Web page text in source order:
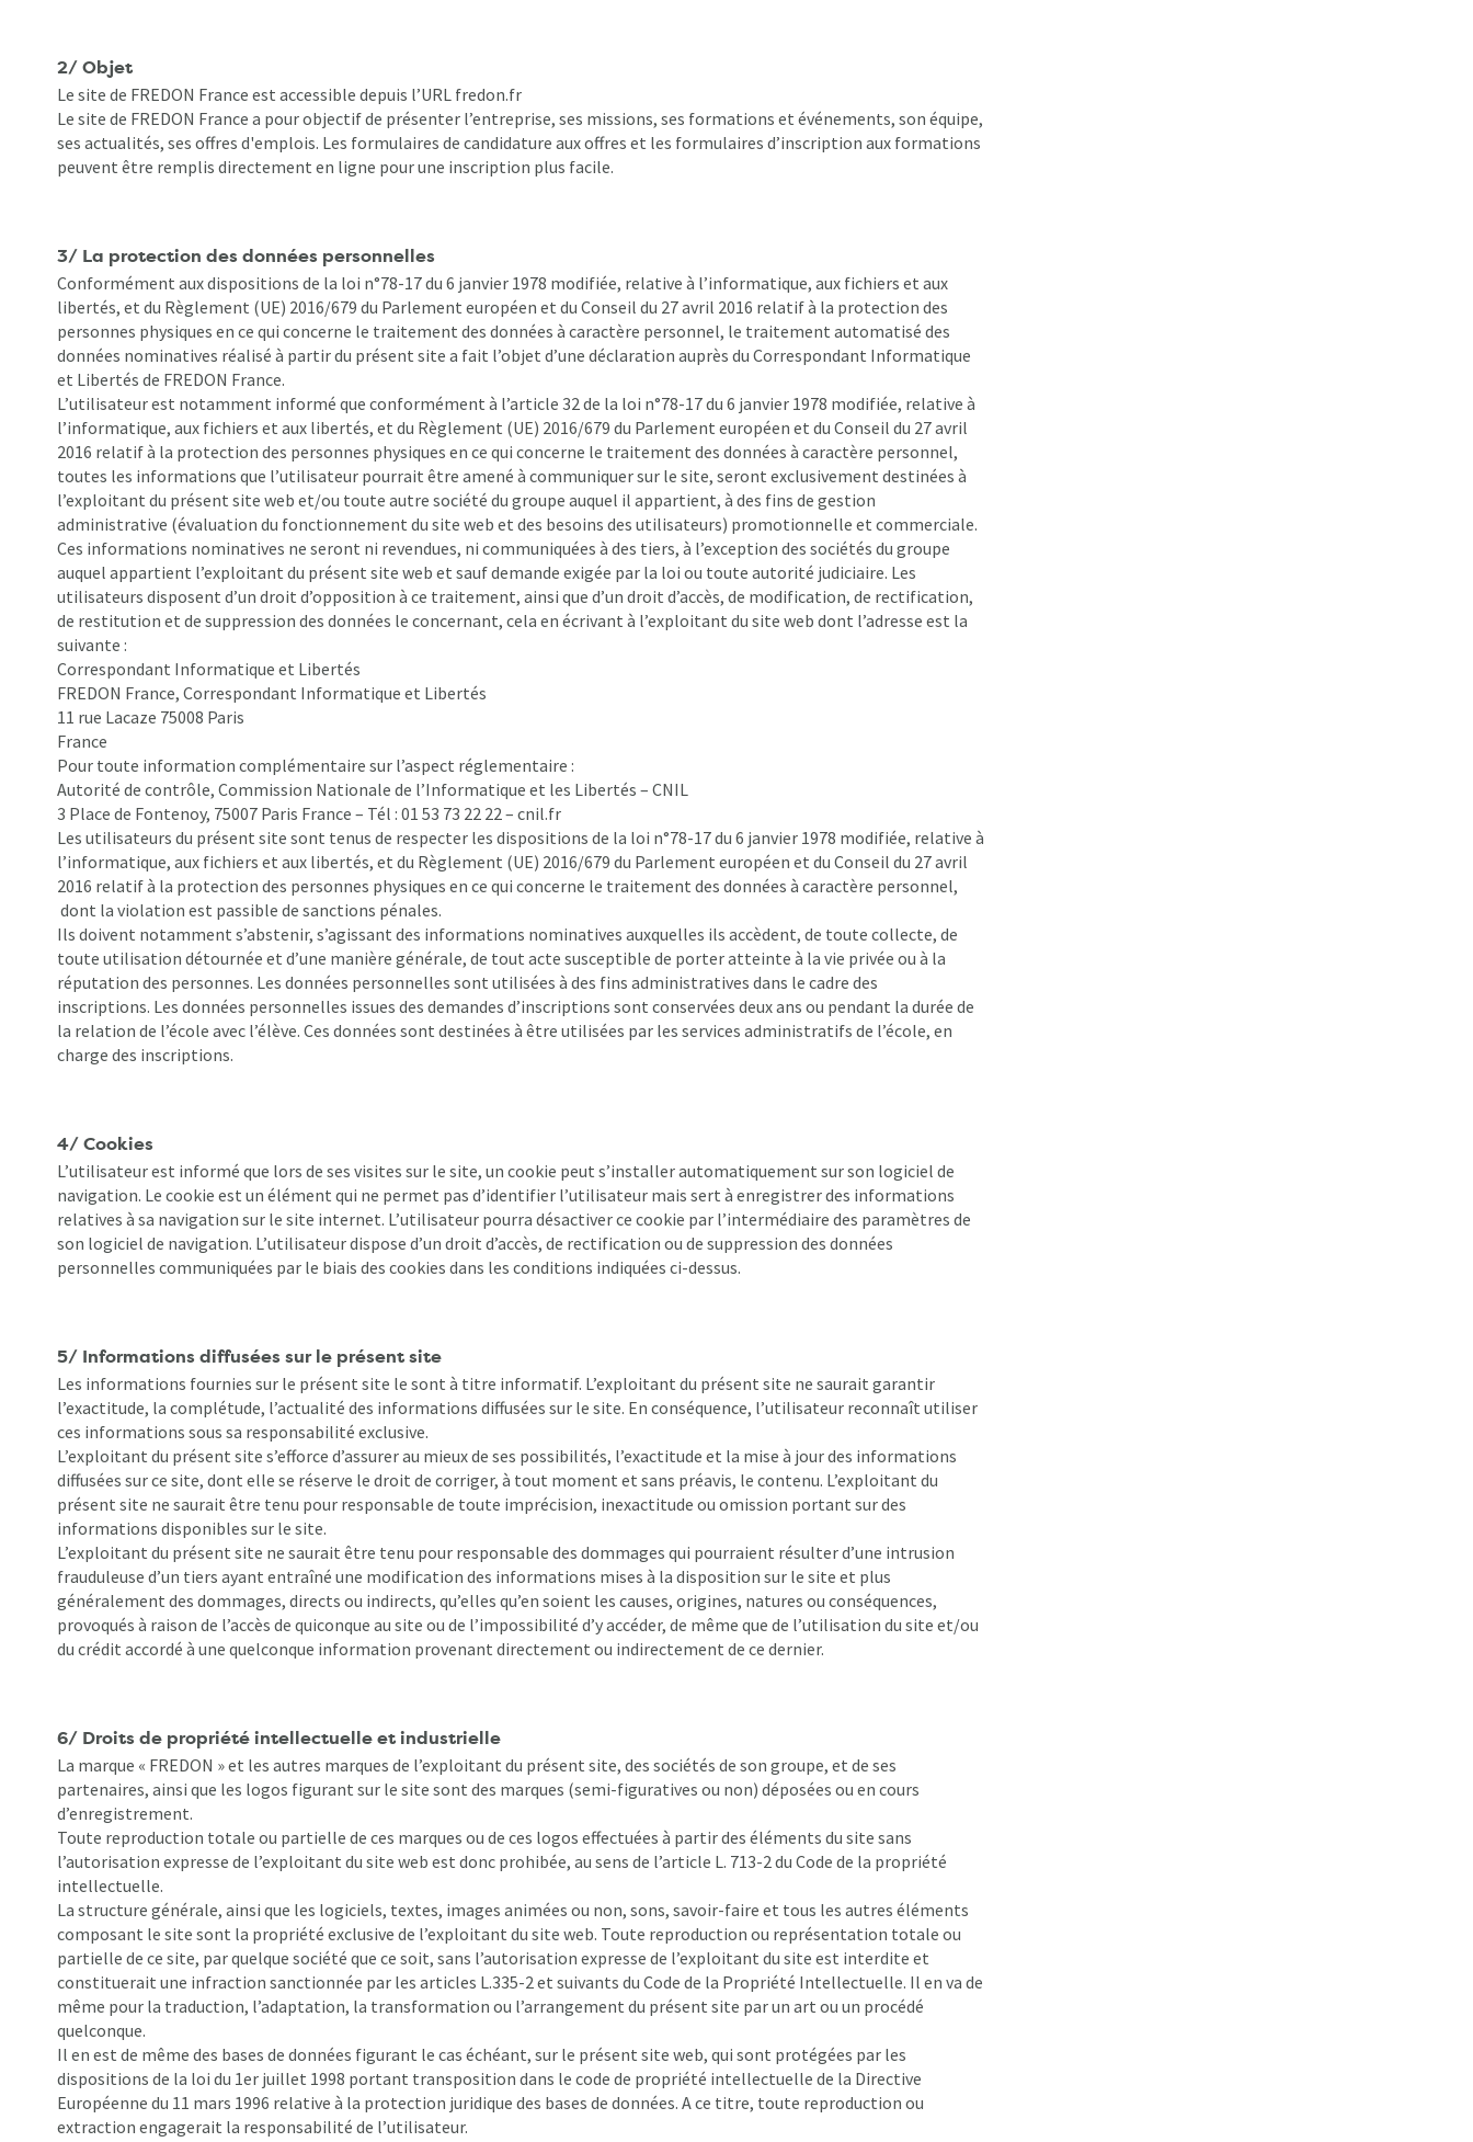
2/ Objet
Le site de FREDON France est accessible depuis l’URL fredon.fr
Le site de FREDON France a pour objectif de présenter l’entreprise, ses missions, ses formations et événements, son équipe,
ses actualités, ses offres d'emplois. Les formulaires de candidature aux offres et les formulaires d’inscription aux formations
peuvent être remplis directement en ligne pour une inscription plus facile.
3/ La protection des données personnelles
Conformément aux dispositions de la loi n°78-17 du 6 janvier 1978 modifiée, relative à l’informatique, aux fichiers et aux
libertés, et du Règlement (UE) 2016/679 du Parlement européen et du Conseil du 27 avril 2016 relatif à la protection des
personnes physiques en ce qui concerne le traitement des données à caractère personnel, le traitement automatisé des
données nominatives réalisé à partir du présent site a fait l’objet d’une déclaration auprès du Correspondant Informatique
et Libertés de FREDON France.
L’utilisateur est notamment informé que conformément à l’article 32 de la loi n°78-17 du 6 janvier 1978 modifiée, relative à
l’informatique, aux fichiers et aux libertés, et du Règlement (UE) 2016/679 du Parlement européen et du Conseil du 27 avril
2016 relatif à la protection des personnes physiques en ce qui concerne le traitement des données à caractère personnel,
toutes les informations que l’utilisateur pourrait être amené à communiquer sur le site, seront exclusivement destinées à
l’exploitant du présent site web et/ou toute autre société du groupe auquel il appartient, à des fins de gestion
administrative (évaluation du fonctionnement du site web et des besoins des utilisateurs) promotionnelle et commerciale.
Ces informations nominatives ne seront ni revendues, ni communiquées à des tiers, à l’exception des sociétés du groupe
auquel appartient l’exploitant du présent site web et sauf demande exigée par la loi ou toute autorité judiciaire. Les
utilisateurs disposent d’un droit d’opposition à ce traitement, ainsi que d’un droit d’accès, de modification, de rectification,
de restitution et de suppression des données le concernant, cela en écrivant à l’exploitant du site web dont l’adresse est la
suivante :
Correspondant Informatique et Libertés
FREDON France, Correspondant Informatique et Libertés
11 rue Lacaze 75008 Paris
France
Pour toute information complémentaire sur l’aspect réglementaire :
Autorité de contrôle, Commission Nationale de l’Informatique et les Libertés – CNIL
3 Place de Fontenoy, 75007 Paris France – Tél : 01 53 73 22 22 – cnil.fr
Les utilisateurs du présent site sont tenus de respecter les dispositions de la loi n°78-17 du 6 janvier 1978 modifiée, relative à
l’informatique, aux fichiers et aux libertés, et du Règlement (UE) 2016/679 du Parlement européen et du Conseil du 27 avril
2016 relatif à la protection des personnes physiques en ce qui concerne le traitement des données à caractère personnel,
dont la violation est passible de sanctions pénales.
Ils doivent notamment s’abstenir, s’agissant des informations nominatives auxquelles ils accèdent, de toute collecte, de
toute utilisation détournée et d’une manière générale, de tout acte susceptible de porter atteinte à la vie privée ou à la
réputation des personnes. Les données personnelles sont utilisées à des fins administratives dans le cadre des
inscriptions. Les données personnelles issues des demandes d’inscriptions sont conservées deux ans ou pendant la durée de
la relation de l’école avec l’élève. Ces données sont destinées à être utilisées par les services administratifs de l’école, en
charge des inscriptions.
4/ Cookies
L’utilisateur est informé que lors de ses visites sur le site, un cookie peut s’installer automatiquement sur son logiciel de
navigation. Le cookie est un élément qui ne permet pas d’identifier l’utilisateur mais sert à enregistrer des informations
relatives à sa navigation sur le site internet. L’utilisateur pourra désactiver ce cookie par l’intermédiaire des paramètres de
son logiciel de navigation. L’utilisateur dispose d’un droit d’accès, de rectification ou de suppression des données
personnelles communiquées par le biais des cookies dans les conditions indiquées ci-dessus.
5/ Informations diffusées sur le présent site
Les informations fournies sur le présent site le sont à titre informatif. L’exploitant du présent site ne saurait garantir
l’exactitude, la complétude, l’actualité des informations diffusées sur le site. En conséquence, l’utilisateur reconnaît utiliser
ces informations sous sa responsabilité exclusive.
L’exploitant du présent site s’efforce d’assurer au mieux de ses possibilités, l’exactitude et la mise à jour des informations
diffusées sur ce site, dont elle se réserve le droit de corriger, à tout moment et sans préavis, le contenu. L’exploitant du
présent site ne saurait être tenu pour responsable de toute imprécision, inexactitude ou omission portant sur des
informations disponibles sur le site.
L’exploitant du présent site ne saurait être tenu pour responsable des dommages qui pourraient résulter d’une intrusion
frauduleuse d’un tiers ayant entraîné une modification des informations mises à la disposition sur le site et plus
généralement des dommages, directs ou indirects, qu’elles qu’en soient les causes, origines, natures ou conséquences,
provoqués à raison de l’accès de quiconque au site ou de l’impossibilité d’y accéder, de même que de l’utilisation du site et/ou
du crédit accordé à une quelconque information provenant directement ou indirectement de ce dernier.
6/ Droits de propriété intellectuelle et industrielle
La marque « FREDON » et les autres marques de l’exploitant du présent site, des sociétés de son groupe, et de ses
partenaires, ainsi que les logos figurant sur le site sont des marques (semi-figuratives ou non) déposées ou en cours
d’enregistrement.
Toute reproduction totale ou partielle de ces marques ou de ces logos effectuées à partir des éléments du site sans
l’autorisation expresse de l’exploitant du site web est donc prohibée, au sens de l’article L. 713-2 du Code de la propriété
intellectuelle.
La structure générale, ainsi que les logiciels, textes, images animées ou non, sons, savoir-faire et tous les autres éléments
composant le site sont la propriété exclusive de l’exploitant du site web. Toute reproduction ou représentation totale ou
partielle de ce site, par quelque société que ce soit, sans l’autorisation expresse de l’exploitant du site est interdite et
constituerait une infraction sanctionnée par les articles L.335-2 et suivants du Code de la Propriété Intellectuelle. Il en va de
même pour la traduction, l’adaptation, la transformation ou l’arrangement du présent site par un art ou un procédé
quelconque.
Il en est de même des bases de données figurant le cas échéant, sur le présent site web, qui sont protégées par les
dispositions de la loi du 1er juillet 1998 portant transposition dans le code de propriété intellectuelle de la Directive
Européenne du 11 mars 1996 relative à la protection juridique des bases de données. A ce titre, toute reproduction ou
extraction engagerait la responsabilité de l’utilisateur.